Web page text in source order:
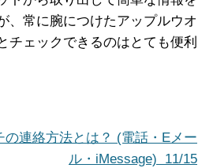
、常に腕につけたアップルウオ
チェックできるのはとても便利
連絡方法とは？ (電話・Eメー
ル・iMessage) 11/15